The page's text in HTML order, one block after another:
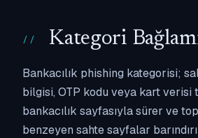
Kategori
Bankacılık phishing kategorisi;
bilgisi, OTP kodu veya kart verisi
bankacılık sayfasıyla sürer ve
benzeyen sahte sayfalar